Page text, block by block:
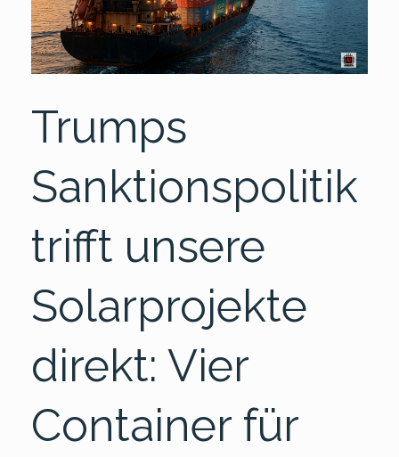
Trumps
Sanktionspolitik
trifft unsere
Solarprojekte
direkt: Vier
Container für